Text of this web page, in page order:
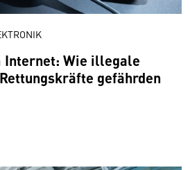
Internet: Wie illegale
gefährden